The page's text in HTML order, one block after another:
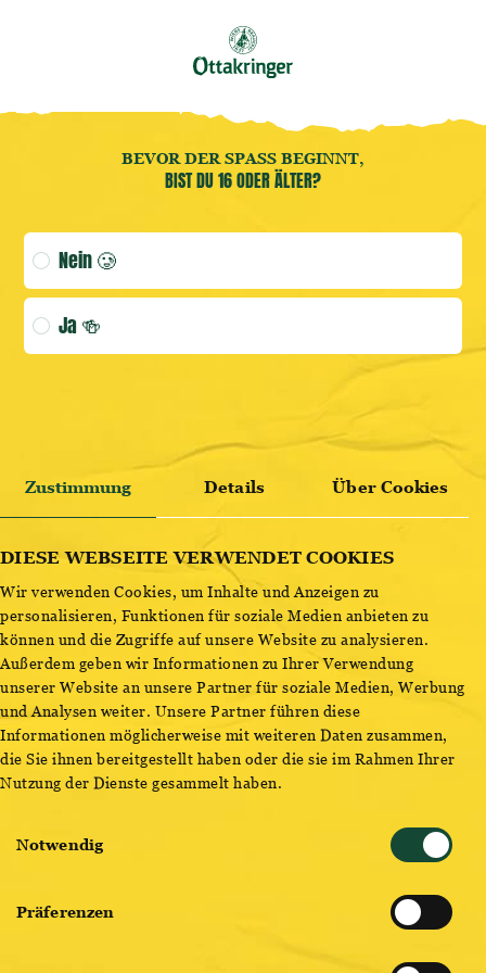
Benutzermenü öffnen
ANMELDEN
HIER REGISTRIEREN
Benutzermenü öffnen
SCHÖN, DASS DU BIER
BIST.
VERPASS KEINE INFOS MEHR!
BEVOR DER SPASS BEGINNT,
BIST DU 16 ODER ÄLTER?
Age verification selection
Nein 🥲
Ja 🍻
Zustimmung Details Über Cookies
DIESE WEBSEITE VERWENDET COOKIES
Wir verwenden Cookies, um Inhalte und Anzeigen zu
personalisieren, Funktionen für soziale Medien anbieten zu
können und die Zugriffe auf unsere Website zu analysieren.
Außerdem geben wir Informationen zu Ihrer Verwendung
unserer Website an unsere Partner für soziale Medien, Werbung
und Analysen weiter. Unsere Partner führen diese
Informationen möglicherweise mit weiteren Daten zusammen,
die Sie ihnen bereitgestellt haben oder die sie im Rahmen Ihrer
Nutzung der Dienste gesammelt haben.
Notwendig
Präferenzen